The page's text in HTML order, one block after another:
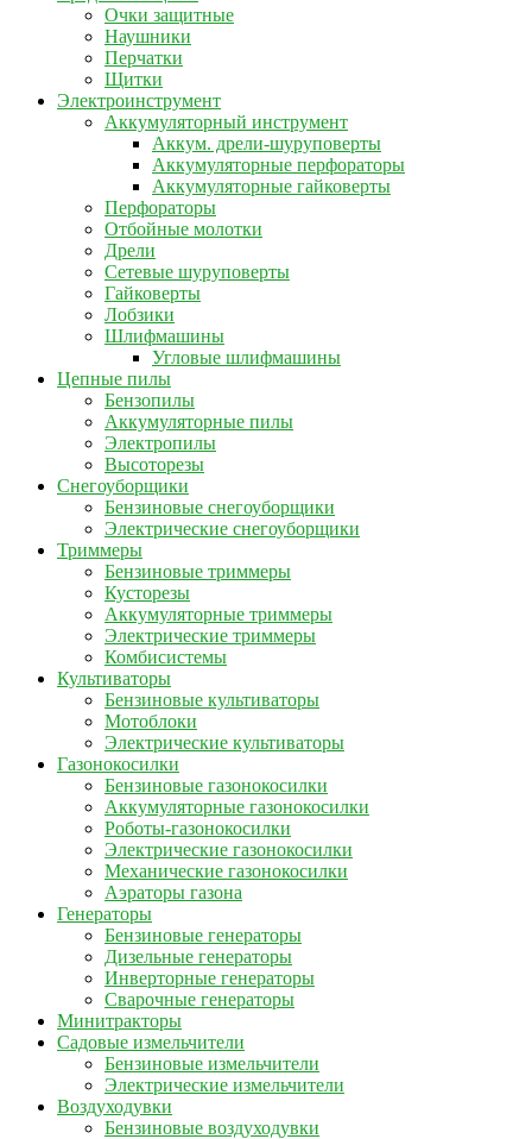
Очки защитные
Наушники
Перчатки
Щитки
Электроинструмент
Аккумуляторный инструмент
Аккум. дрели-шуруповерты
Аккумуляторные перфораторы
Аккумуляторные гайковерты
Перфораторы
Отбойные молотки
Дрели
Сетевые шуруповерты
Гайковерты
Лобзики
Шлифмашины
Угловые шлифмашины
Цепные пилы
Бензопилы
Аккумуляторные пилы
Электропилы
Высоторезы
Снегоуборщики
Бензиновые снегоуборщики
Электрические снегоуборщики
Триммеры
Бензиновые триммеры
Кусторезы
Аккумуляторные триммеры
Электрические триммеры
Комбисистемы
Культиваторы
Бензиновые культиваторы
Мотоблоки
Электрические культиваторы
Газонокосилки
Бензиновые газонокосилки
Аккумуляторные газонокосилки
Роботы-газонокосилки
Электрические газонокосилки
Механические газонокосилки
Аэраторы газона
Генераторы
Бензиновые генераторы
Дизельные генераторы
Инверторные генераторы
Сварочные генераторы
Минитракторы
Садовые измельчители
Бензиновые измельчители
Электрические измельчители
Воздуходувки
Бензиновые воздуходувки